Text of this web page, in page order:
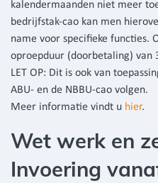
kalendermaanden niet meer
bedrijfstak-cao kan men
name voor specifieke functies.
oproepduur (doorbetaling) van
LET OP: Dit is ook van
ABU- en de NBBU-cao volgen.
Meer informatie vindt u hier.
Wet werk en
Invoering